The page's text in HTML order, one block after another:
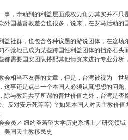
事，牵动到的利益层面跟权力角力其实并不只
外国基督教差会也很多，说来，在罗马活动的
益社群，也包含各种议题的游说团体，在这场
不觉地已成为某些跨国性利益团体的挡路石头
都需要国安团队搭配其他情资来进行专业分析
会相当不友善的文章，但是，台湾被视为「世
这事还是点出一个本国人必须认真想想的问题
除与教廷共享所谓的普世价值之外，台湾是否
反对安乐死等等) ？如果本国人对天主教价
员／ 纽约圣若望大学历史系博士／研究领
美国天主教移民史